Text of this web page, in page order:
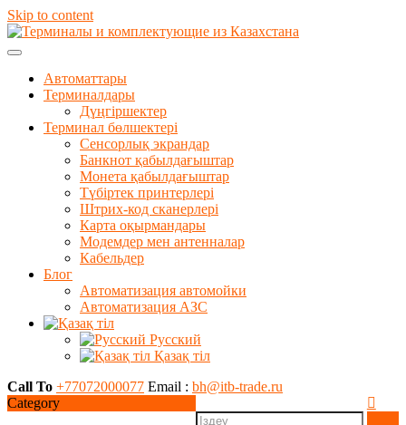
Skip to content
Автоматтары
Терминалдары
Дүңгіршектер
Терминал бөлшектері
Сенсорлық экрандар
Банкнот қабылдағыштар
Монета қабылдағыштар
Түбіртек принтерлері
Штрих-код сканерлері
Карта оқырмандары
Модемдер мен антенналар
Кабельдер
Блог
Автоматизация автомойки
Автоматизация АЗС
Русский
Қазақ тіл
Call To +77072000077 Email : bh@itb-trade.ru
Category